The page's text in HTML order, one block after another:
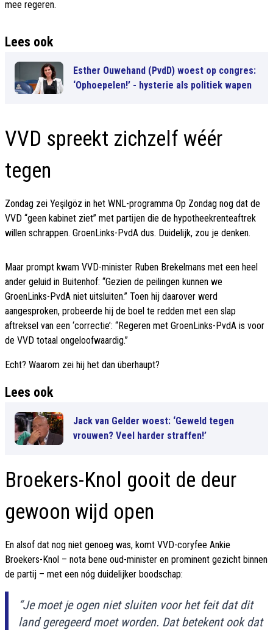
mee regeren.
Lees ook
Esther Ouwehand (PvdD) woest op congres:
‘Ophoepelen!’ - hysterie als politiek wapen
VVD spreekt zichzelf wéér
tegen
Zondag zei Yeşilgöz in het WNL-programma Op Zondag nog dat de
VVD “geen kabinet ziet” met partijen die de hypotheekrenteaftrek
willen schrappen. GroenLinks-PvdA dus. Duidelijk, zou je denken.
Maar prompt kwam VVD-minister Ruben Brekelmans met een heel
ander geluid in Buitenhof: “Gezien de peilingen kunnen we
GroenLinks-PvdA niet uitsluiten.” Toen hij daarover werd
aangesproken, probeerde hij de boel te redden met een slap
aftreksel van een ‘correctie’: “Regeren met GroenLinks-PvdA is voor
de VVD totaal ongeloofwaardig.”
Echt? Waarom zei hij het dan überhaupt?
Lees ook
Jack van Gelder woest: ‘Geweld tegen
vrouwen? Veel harder straffen!’
Broekers-Knol gooit de deur
gewoon wijd open
En alsof dat nog niet genoeg was, komt VVD-coryfee Ankie
Broekers-Knol – nota bene oud-minister en prominent gezicht binnen
de partij – met een nóg duidelijker boodschap:
“Je moet je ogen niet sluiten voor het feit dat dit
land geregeerd moet worden. Dat betekent ook dat